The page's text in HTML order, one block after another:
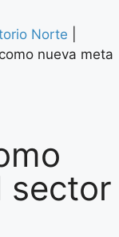
Norte
nueva meta
sector